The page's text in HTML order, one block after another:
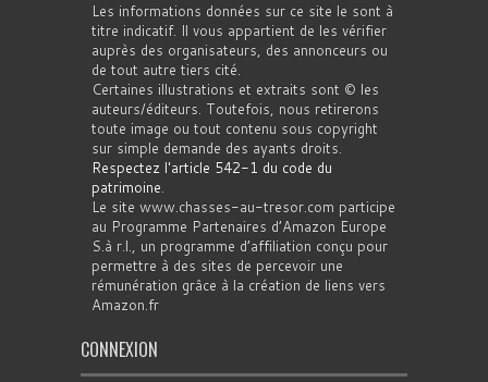
Les informations données sur ce site le sont à
titre indicatif. Il vous appartient de les vérifier
auprès des organisateurs, des annonceurs ou
de tout autre tiers cité.
Certaines illustrations et extraits sont © les
auteurs/éditeurs. Toutefois, nous retirerons
toute image ou tout contenu sous copyright
sur simple demande des ayants droits.
Respectez l'article 542-1 du code du
patrimoine.
Le site www.chasses-au-tresor.com participe
au Programme Partenaires d’Amazon Europe
S.à r.l., un programme d’affiliation conçu pour
permettre à des sites de percevoir une
rémunération grâce à la création de liens vers
Amazon.fr
CONNEXION